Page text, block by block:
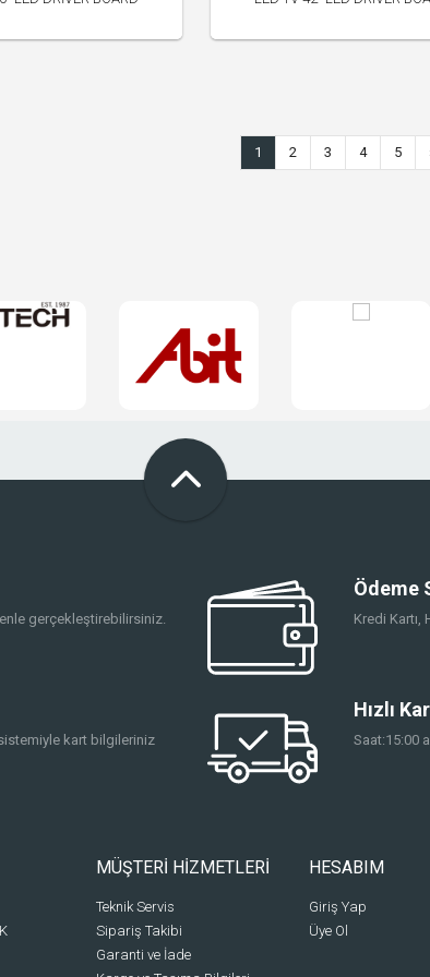
1 2 3 4 5
gerçekleştirebilirsiniz.
Ödeme
Kredi Kartı,
kart bilgileriniz
Hızlı
Saat:15:00
MÜŞTERİ HİZMETLERİ
Teknik Servis
Sipariş Takibi
Garanti ve İade
HESABIM
Giriş Yap
Üye Ol